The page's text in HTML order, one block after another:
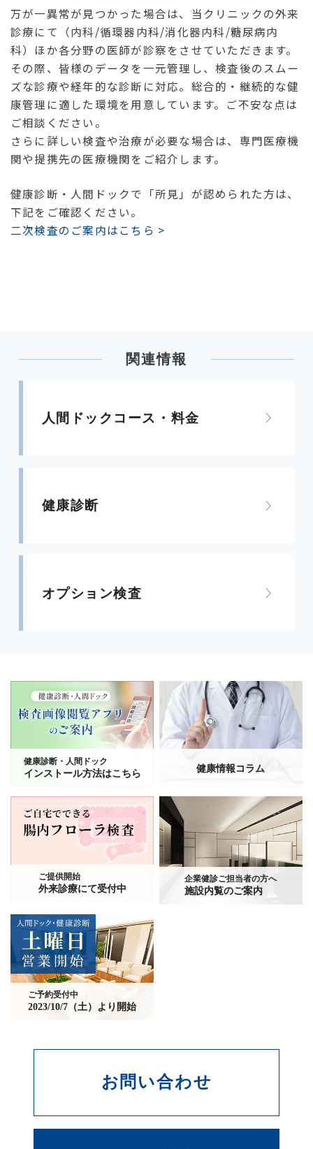
万が一異常が見つかった場合は、当クリニックの外来
診療にて（内科/循環器内科/消化器内科/糖尿病内
科）ほか各分野の医師が診察をさせていただきます。
その際、皆様のデータを一元管理し、検査後のスムー
ズな診療や経年的な診断に対応。総合的・継続的な健
康管理に適した環境を用意しています。ご不安な点は
ご相談ください。
さらに詳しい検査や治療が必要な場合は、専門医療機
関や提携先の医療機関をご紹介します。
健康診断・人間ドックで「所見」が認められた方は、
下記をご確認ください。
二次検査のご案内はこちら >
関連情報
人間ドックコース・料金
健康診断
オプション検査
健康診断・人間ドック
インストール方法はこちら 健康情報コラム
ご提供開始
外来診療にて受付中
企業健診ご担当者の方へ
施設内覧のご案内
ご予約受付中
2023/10/7（土）より開始
お問い合わせ